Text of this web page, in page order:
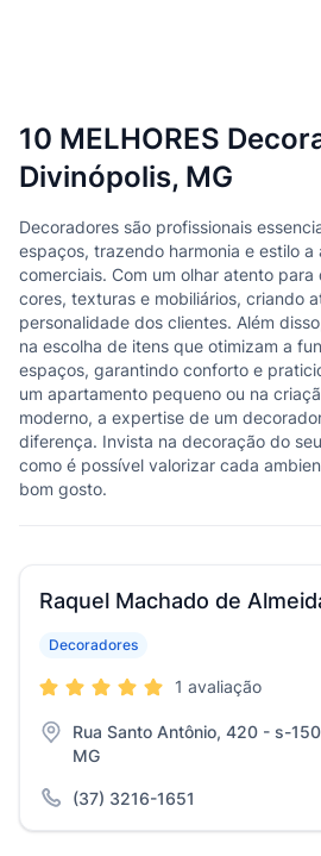
10 MELHORES
Divinópolis, MG
Decoradores são profissionais
espaços, trazendo harmonia e estilo
comerciais. Com um olhar atento
cores, texturas e mobiliários, criando
personalidade dos clientes. Além
na escolha de itens que otimizam a
espaços, garantindo conforto e
um apartamento pequeno ou na
moderno, a expertise de um
diferença. Invista na decoração do
como é possível valorizar cada
bom gosto.
Raquel Machado de
Decoradores
1 avaliação
Rua Santo Antônio, 420 - s-
MG
(37) 3216-1651